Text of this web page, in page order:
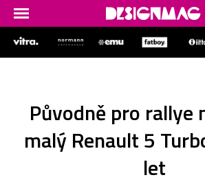
Původně pro rallye
malý Renault 5
let